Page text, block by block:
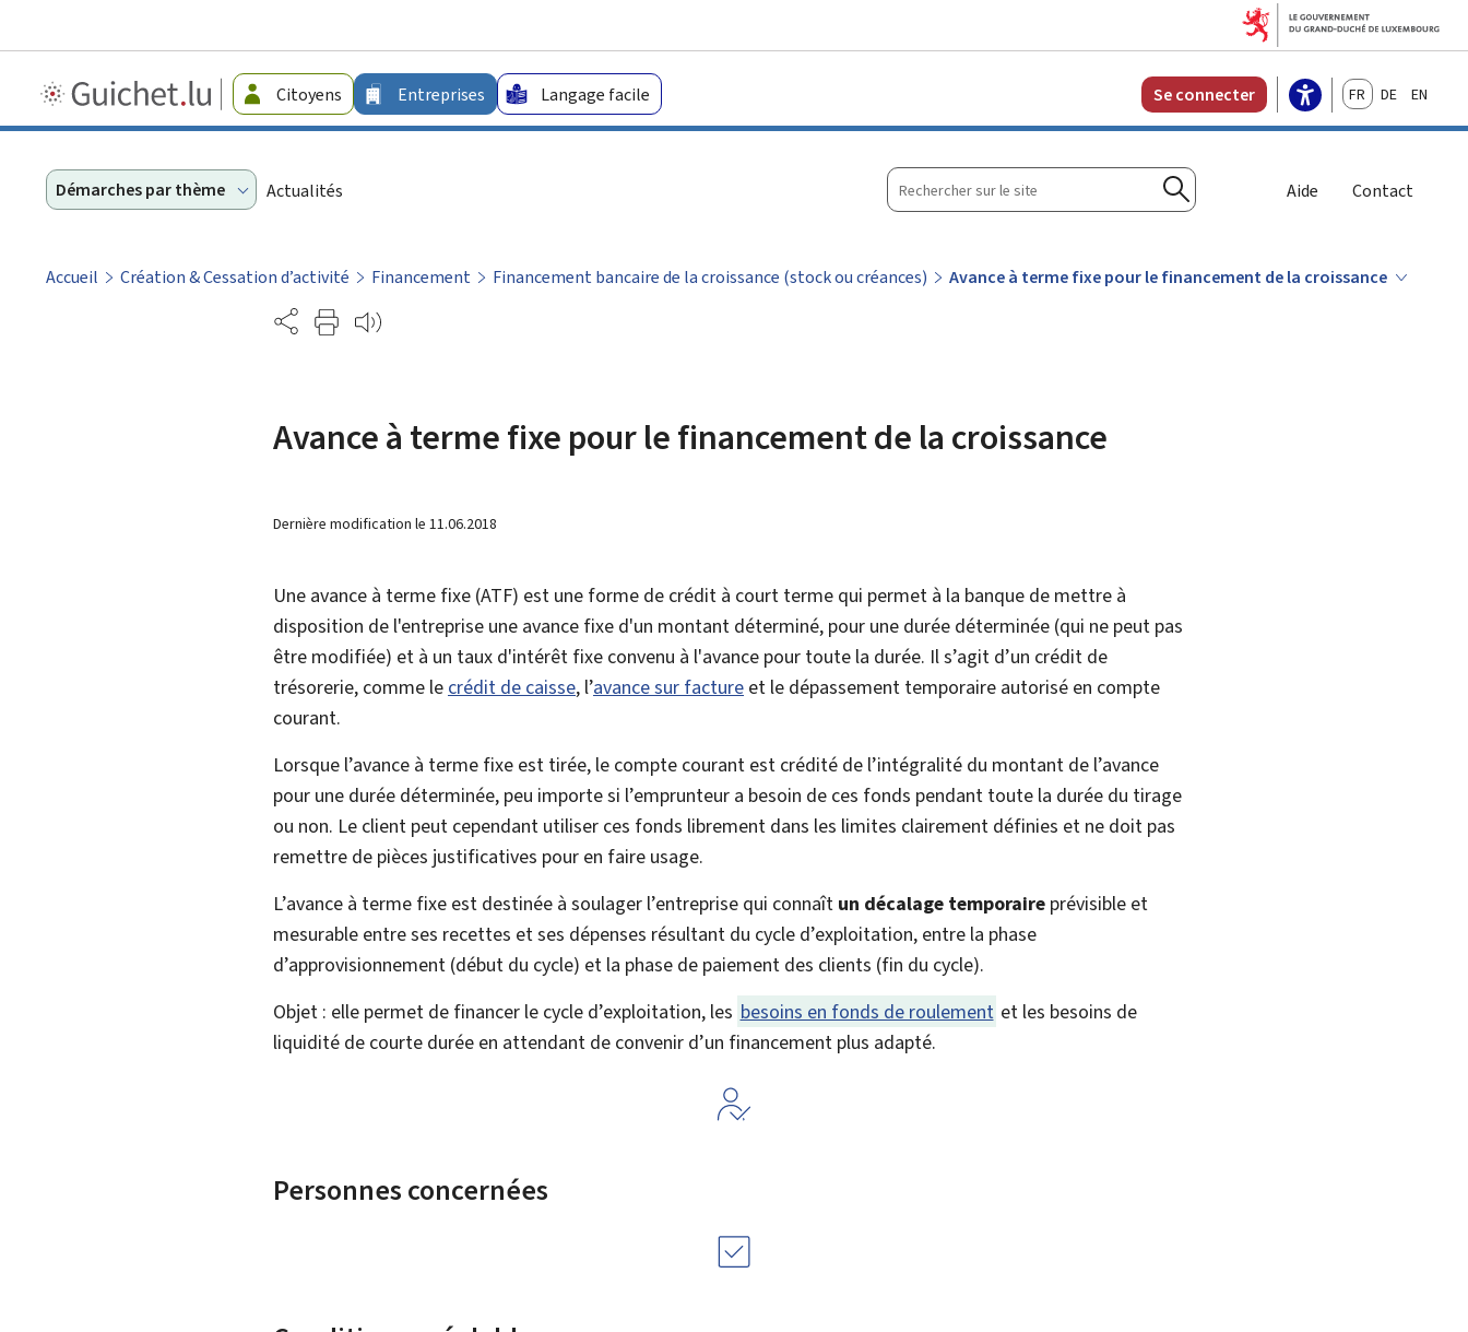
Guichet.lu
-
Citoyens Entreprises Langage facile Se connecter FrançaisDeutschEnglish
Démarches par thème Actualités
Rechercher
sur
site
Rechercher
Aide Contact
Accueil Création & Cessation d’activité Financement Financement bancaire de la croissance (stock ou créances)
Avance à terme fixe pour le financement de la croissance
Partage
Avance à terme fixe pour le financement de la croissance
Dernière modification le 11.06.2018
Une avance à terme fixe (ATF) est une forme de crédit à court terme qui permet à la banque de mettre à
disposition de l'entreprise une avance fixe d'un montant déterminé, pour une durée déterminée (qui ne peut pas
être modifiée) et à un taux d'intérêt fixe convenu à l'avance pour toute la durée. Il s’agit d’un crédit de
trésorerie, comme le crédit de caisse, l’avance sur facture et le dépassement temporaire autorisé en compte
courant.
Lorsque l’avance à terme fixe est tirée, le compte courant est crédité de l’intégralité du montant de l’avance
pour une durée déterminée, peu importe si l’emprunteur a besoin de ces fonds pendant toute la durée du tirage
ou non. Le client peut cependant utiliser ces fonds librement dans les limites clairement définies et ne doit pas
remettre de pièces justificatives pour en faire usage.
L’avance à terme fixe est destinée à soulager l’entreprise qui connaît un décalage temporaire prévisible et
mesurable entre ses recettes et ses dépenses résultant du cycle d’exploitation, entre la phase
d’approvisionnement (début du cycle) et la phase de paiement des clients (fin du cycle).
Objet : elle permet de financer le cycle d’exploitation, les besoins en fonds de roulement et les besoins de
liquidité de courte durée en attendant de convenir d’un financement plus adapté.
Personnes concernées